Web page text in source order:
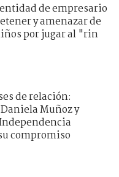
de empresario
y amenazar de
por jugar al "rin
de relación:
Muñoz y
compromiso